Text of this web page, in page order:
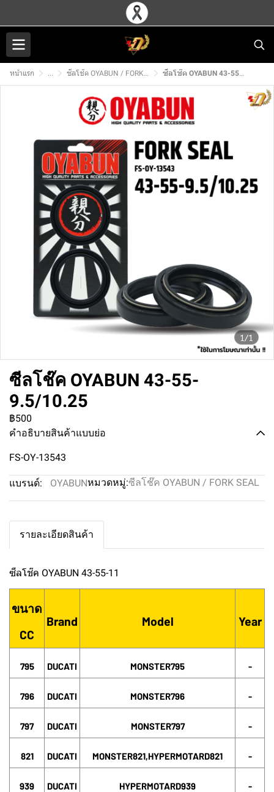
หน้าแรก ... ซีลโช๊ค OYABUN / FORK SEAL ซีลโช๊ค OYABUN 43-55-9.5/10.25
1/1
ซีลโช๊ค OYABUN 43-55-
9.5/10.25
฿500
คำอธิบายสินค้าแบบย่อ
FS-OY-13543
แบรนด์: OYABUNหมวดหมู่:ซีลโช๊ค OYABUN / FORK SEAL
รายละเอียดสินค้า
ซีลโช๊ค OYABUN 43-55-11
ขนาด
CC
Brand Model Year
795 DUCATI MONSTER795 -
796 DUCATI MONSTER796 -
797 DUCATI MONSTER797 -
821 DUCATI MONSTER821,HYPERMOTARD821 -
939 DUCATI HYPERMOTARD939 -